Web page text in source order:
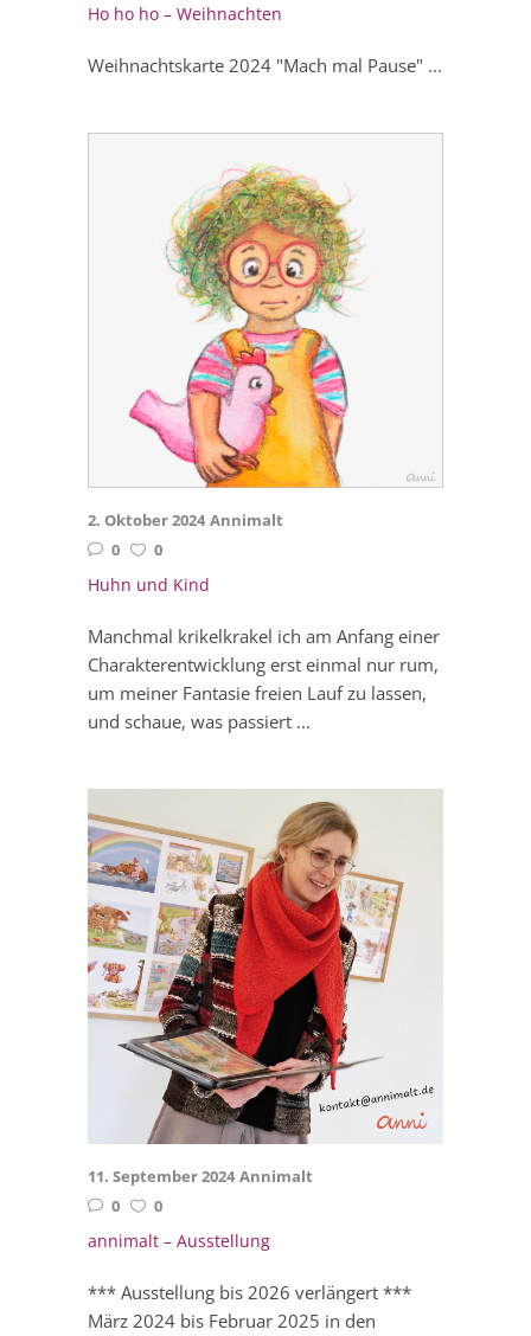
Ho ho ho – Weihnachten
Weihnachtskarte 2024 "Mach mal Pause" ...
2. Oktober 2024 Annimalt
0
0
Huhn und Kind
Manchmal krikelkrakel ich am Anfang einer
Charakterentwicklung erst einmal nur rum,
um meiner Fantasie freien Lauf zu lassen,
und schaue, was passiert ...
11. September 2024 Annimalt
0
0
annimalt – Ausstellung
*** Ausstellung bis 2026 verlängert ***
März 2024 bis Februar 2025 in den